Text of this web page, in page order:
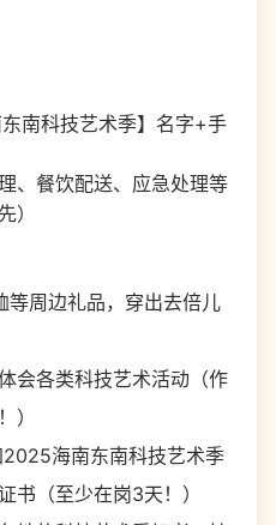
南科技艺术季】名字+手
、餐饮配送、应急处理等
）
等周边礼品，穿出去倍儿
会各类科技艺术活动（作
）
海南东南科技艺术季
书（至少在岗3天！）